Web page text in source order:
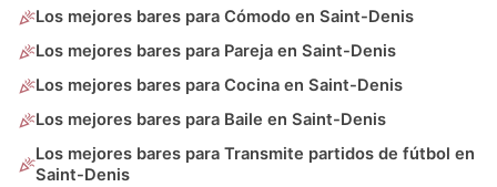
Los mejores bares para Cómodo en Saint-Denis
Los mejores bares para Pareja en Saint-Denis
Los mejores bares para Cocina en Saint-Denis
Los mejores bares para Baile en Saint-Denis
Los mejores bares para Transmite partidos de fútbol en
Saint-Denis